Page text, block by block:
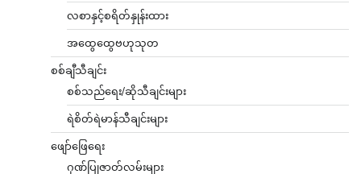
လစာနှင့်စရိတ်နှုန်းထား
အထွေထွေဗဟုသုတ
စစ်ချီသီချင်း
စစ်သည်ရေး/ဆိုသီချင်းများ
ရဲစိတ်ရဲမာန်သီချင်းများ
ဖျော်ဖြေရေး
ဂုဏ်ပြုဇာတ်လမ်းများ